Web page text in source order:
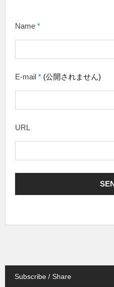
Name *
E-mail * (公開されません)
URL
Subscribe / Share